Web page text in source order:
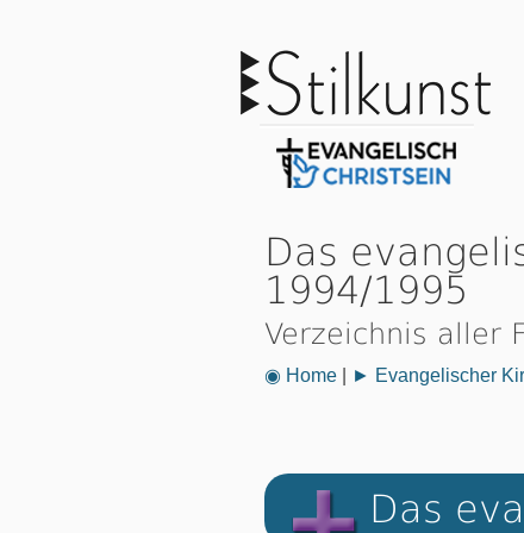
Das
1994/1995
Verzeichnis aller
◉ Home ► Evangelischer
Das